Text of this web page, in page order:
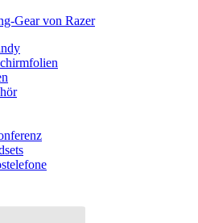
Gear von Razer